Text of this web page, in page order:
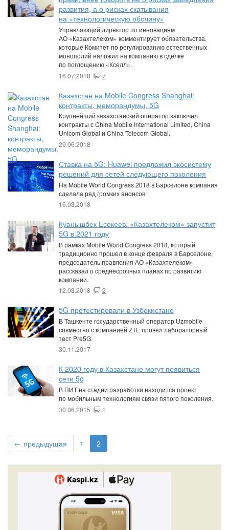
развития, а о рисках скатывания
на «технологическую обочину»
Управляющий директор по инновациям
АО «Казахтелеком» комментирует обязательства,
которые Комитет по регулированию естественных
монополий наложил на компанию в сделке
по поглощению «Кселл».
16.07.2018
7
Казахстан на Mobile Congress Shanghai:
контракты, меморандумы, 5G
Крупнейший казахстанский оператор заключил
контракты с China Mobile International Limited, China
Unicom Global и China Telecom Global.
29.06.2018
Ставка на 5G: Huawei предложил экосистему
решений для сетей следующего поколения
На Mobile World Congress 2018 в Барселоне компания
сделала ряд громких анонсов.
16.03.2018
Куанышбек Есекеев: «Казахтелеком» запустит
5G в 2021 году
В рамках Mobile World Congress 2018, который
традиционно прошел в конце февраля в Барселоне,
председатель правления АО «Казахтелеком»
рассказал о среднесрочных планах по развитию
компании.
12.03.2018
2
5G протестировали в Узбекистане
В Ташкенте государственный оператор Uzmobile
совместно с компанией ZTE провел лабораторный
тест Pre5G.
30.11.2017
К 2020 году в Казахстане могут появиться
сети 5g
В ПИТ на стадии разработки находится проект
по мобильным технологиям связи пятого поколения.
30.06.2015
1
← предыдущая 1 2